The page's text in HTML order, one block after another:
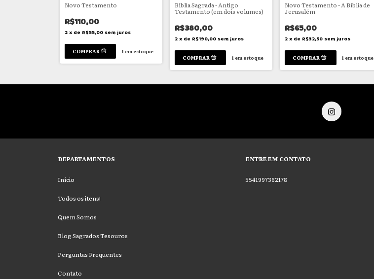
Novo Testamento
R$110,00
2 x de R$55,00 sem juros
1em estoque
Bíblia Sagrada - Antigo
Testamento (em dois volumes)
R$380,00
2 x de R$190,00 sem juros
1em estoque
Novo Testamento - A Bíblia de
Jerusalém
R$65,00
2 x de R$32,50 sem juros
1 em estoque
DEPARTAMENTOS
Início
Todos os itens!
Quem Somos
Blog Sagrados Tesouros
Perguntas Frequentes
Contato
ENTRE EM CONTATO
5541997362178